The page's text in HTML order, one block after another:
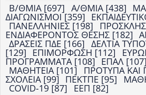
Β/ΘΜΙΑ [697] Α/ΘΜΙΑ [438]
ΔΙΑΓΩΝΙΣΜΟΙ [359]
ΠΑΝΕΛΛΗΝΙΕΣ [198]
ΕΝΔΙΑΦΕΡΟΝΤΟΣ ΘΕΣΗΣ [182]
ΔΡΑΣΕΙΣ ΠΔΕ [166] ΔΕΛΤΙΑ
[129] ΕΠΙΜΟΡΦΩΣΗ [112]
ΠΡΟΓΡΑΜΜΑΤΑ [108] ΕΠΑΛ [107]
ΜΑΘΗΤΕΙΑ [101] ΠΡΟΤΥΠΑ ΚΑΙ
ΣΧΟΛΕΙΑ [99] ΠΕΚΤΠΕ [95]
COVID-19 [87] ΕΕΠ [82]